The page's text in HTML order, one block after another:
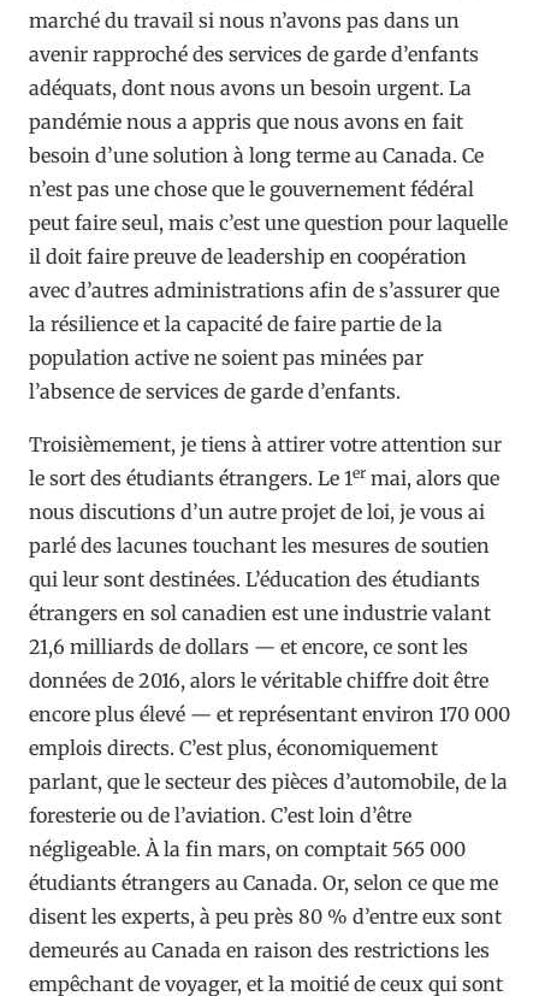
marché du travail si nous n’avons pas dans un
avenir rapproché des services de garde d’enfants
adéquats, dont nous avons un besoin urgent. La
pandémie nous a appris que nous avons en fait
besoin d’une solution à long terme au Canada. Ce
n’est pas une chose que le gouvernement fédéral
peut faire seul, mais c’est une question pour laquelle
il doit faire preuve de leadership en coopération
avec d’autres administrations afin de s’assurer que
la résilience et la capacité de faire partie de la
population active ne soient pas minées par
l’absence de services de garde d’enfants.
Troisièmement, je tiens à attirer votre attention sur
le sort des étudiants étrangers. Le 1er mai, alors que
nous discutions d’un autre projet de loi, je vous ai
parlé des lacunes touchant les mesures de soutien
qui leur sont destinées. L’éducation des étudiants
étrangers en sol canadien est une industrie valant
21,6 milliards de dollars — et encore, ce sont les
données de 2016, alors le véritable chiffre doit être
encore plus élevé — et représentant environ 170 000
emplois directs. C’est plus, économiquement
parlant, que le secteur des pièces d’automobile, de la
foresterie ou de l’aviation. C’est loin d’être
négligeable. À la fin mars, on comptait 565 000
étudiants étrangers au Canada. Or, selon ce que me
disent les experts, à peu près 80 % d’entre eux sont
demeurés au Canada en raison des restrictions les
empêchant de voyager, et la moitié de ceux qui sont